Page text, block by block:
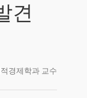
견
경제학과 교수